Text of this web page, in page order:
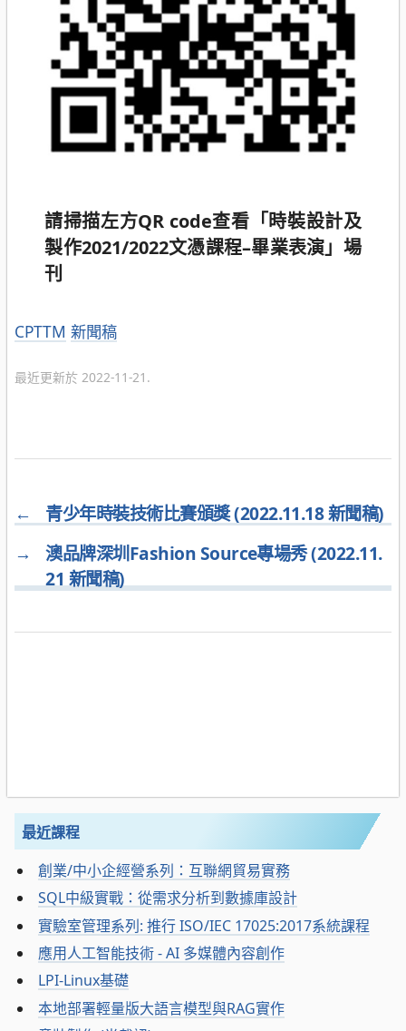
請掃描左方QR code查看「時裝設計及
製作2021/2022文憑課程–畢業表演」場
刊
分
CPTTM 新聞稿
最近更新於 2022-11-21.
←
青少年時裝技術比賽頒獎 (2022.11.18 新聞稿)
→
澳品牌深圳Fashion Source專場秀 (2022.11.
21 新聞稿)
最近課程
創業/中小企經營系列：互聯網貿易實務
SQL中級實戰：從需求分析到數據庫設計
實驗室管理系列: 推行 ISO/IEC 17025:2017系統課程
應用人工智能技術 - AI 多媒體內容創作
LPI-Linux基礎
本地部署輕量版大語言模型與RAG實作